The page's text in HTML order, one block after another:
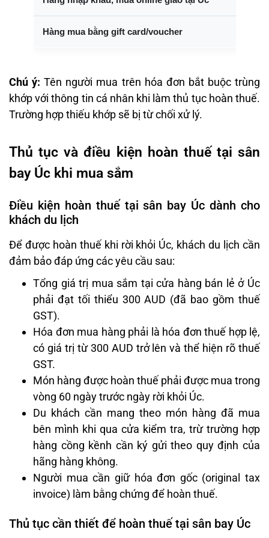
Hàng mua bằng gift card/voucher
Chú ý: Tên người mua trên hóa đơn bắt buộc trùng
khớp với thông tin cá nhân khi làm thủ tục hoàn thuế.
Trường hợp thiếu khớp sẽ bị từ chối xử lý.
Thủ tục và điều kiện hoàn thuế tại sân
bay Úc khi mua sắm
Điều kiện hoàn thuế tại sân bay Úc dành cho
khách du lịch
Để được hoàn thuế khi rời khỏi Úc, khách du lịch cần
đảm bảo đáp ứng các yêu cầu sau:
Tổng giá trị mua sắm tại cửa hàng bán lẻ ở Úc
phải đạt tối thiểu 300 AUD (đã bao gồm thuế
GST).
Hóa đơn mua hàng phải là hóa đơn thuế hợp lệ,
có giá trị từ 300 AUD trở lên và thể hiện rõ thuế
GST.
Món hàng được hoàn thuế phải được mua trong
vòng 60 ngày trước ngày rời khỏi Úc.
Du khách cần mang theo món hàng đã mua
bên mình khi qua cửa kiểm tra, trừ trường hợp
hàng cồng kềnh cần ký gửi theo quy định của
hãng hàng không.
Người mua cần giữ hóa đơn gốc (original tax
invoice) làm bằng chứng để hoàn thuế.
Thủ tục cần thiết để hoàn thuế tại sân bay Úc